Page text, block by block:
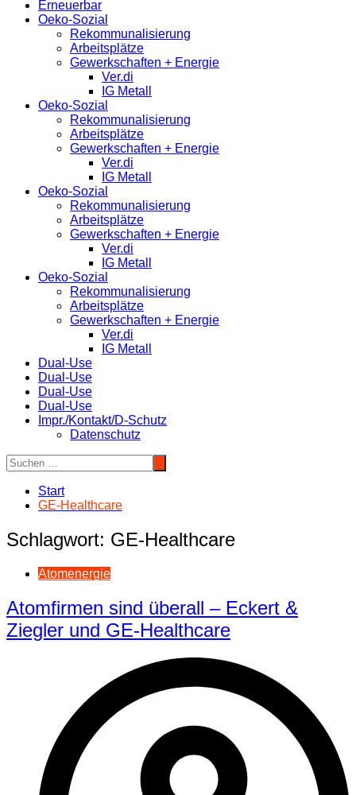
Erneuerbar
Oeko-Sozial
Rekommunalisierung
Arbeitsplätze
Gewerkschaften + Energie
Ver.di
IG Metall
Oeko-Sozial
Rekommunalisierung
Arbeitsplätze
Gewerkschaften + Energie
Ver.di
IG Metall
Oeko-Sozial
Rekommunalisierung
Arbeitsplätze
Gewerkschaften + Energie
Ver.di
IG Metall
Oeko-Sozial
Rekommunalisierung
Arbeitsplätze
Gewerkschaften + Energie
Ver.di
IG Metall
Dual-Use
Dual-Use
Dual-Use
Dual-Use
Impr./Kontakt/D-Schutz
Datenschutz
Start
GE-Healthcare
Schlagwort: GE-Healthcare
Atomenergie
Atomfirmen sind überall – Eckert &
Ziegler und GE-Healthcare